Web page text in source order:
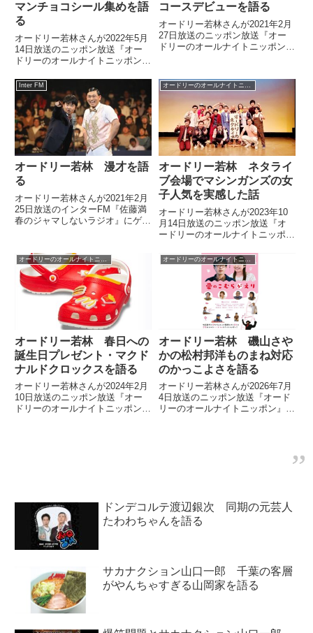
マンチョコシール集めを語
る
オードリー若林さんが2022年5月
14日放送のニッポン放送『オー
ドリーのオールナイトニッポン』
戦マンチョコのおまけのシール集
めについて話していました。
コースデビューを語る
オードリー若林さんが2021年2月
27日放送のニッポン放送『オー
ドリーのオールナイトニッポン』
た。
Inter FM
オードリー若林 漫才を語
る
オードリー若林さんが2021年2月
25日放送のインターFM『佐藤満
春のジャマしないラジオ』にゲス
オードリー若林 ネタライ
ブ会場でマシンガンズの女
子人気を実感した話
オードリー若林さんが2023年10
月14日放送のニッポン放送『オ
ードリーのオールナイトニッポ
タライブの模様を紹介。その場で
体感した『THE SECOND』後の
マシンガンズの女子人気のすごさ
について話していました。
オードリーのオールナイトニッポン
オードリー若林 春日への
誕生日プレゼント・マクド
ナルドクロックスを語る
オードリー若林さんが2024年2月
10日放送のニッポン放送『オー
ドリーのオールナイトニッポン』
オードリーのオールナイトニッポン
オードリー若林 磯山さや
かの松村邦洋ものまね対応
のかっこよさを語る
オードリー若林さんが2026年7月
4日放送のニッポン放送『オード
リーのオールナイトニッポン』の
ドンデコルテ渡辺銀次 同期の元芸人
たわわちゃんを語る
サカナクション山口一郎 千葉の客層
がやんちゃすぎる山岡家を語る